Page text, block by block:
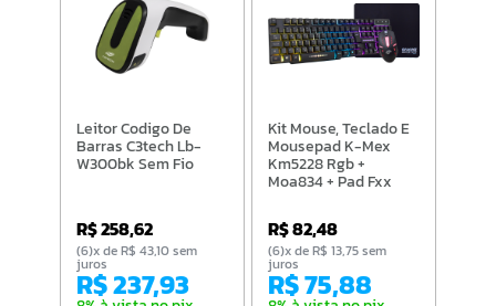
Leitor Codigo De
Barras C3tech Lb-
W300bk Sem Fio
R$ 258,62
R$ 237,93
(6)x de R$ 43,10 sem
juros
Kit Mouse, Teclado E
Mousepad K-Mex
Km5228 Rgb +
Moa834 + Pad Fxx
B3km5228u11cb1x
R$ 82,48
R$ 75,88
(6)x de R$ 13,75 sem
juros